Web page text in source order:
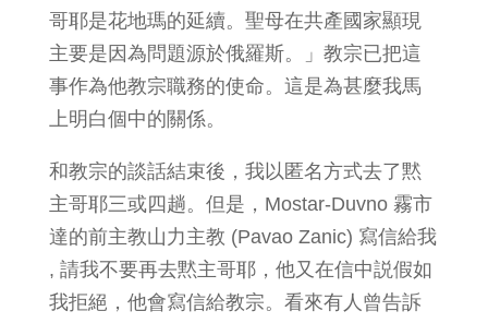
哥耶是花地瑪的延續。聖母在共產國家顯現
主要是因為問題源於俄羅斯。」教宗已把這
事作為他教宗職務的使命。這是為甚麼我馬
上明白個中的關係。
和教宗的談話結束後，我以匿名方式去了黙
主哥耶三或四趟。但是，Mostar-Duvno 霧市
達的前主教山力主教 (Pavao Zanic) 寫信給我
, 請我不要再去黙主哥耶，他又在信中説假如
我拒絕，他會寫信給教宗。看來有人曾告訴